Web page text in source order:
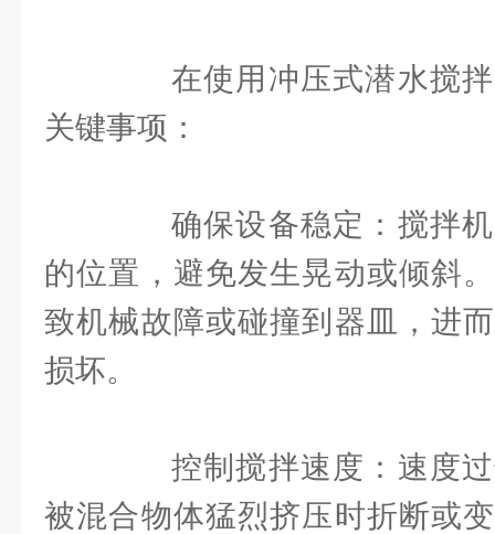
在使用冲压式潜水搅拌
关键事项：
确保设备稳定：搅拌机
的位置，避免发生晃动或倾斜
致机械故障或碰撞到器皿，进
损坏。
控制搅拌速度：速度过
被混合物体猛烈挤压时折断或